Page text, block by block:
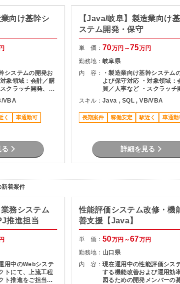
向け基幹シ
システムの開発お
象領域：会計／購
クラッチ開発、パ
対応・ ・要件定義
まで一貫して担当
問い合わせ対応
VBA
く 車通勤可
る
【Java/岐阜】製造業向け
ステム開発・保守
単 価： 70万円～75万円
勤務地：岐阜県
内 容：
・製造業向け基幹システム
よび保守対応 ・対象領域：
買／人事など ・スクラッチ
ッケージアドオン対応・ ・
～開発、検証工程まで一貫
・ユーザーからの問い合わせ
スキル：Java , SQL , VB/VBA
長期案件 稼働安定 駅近く 車通勤
詳細を見る
着案件
務システム
推進担当
用中のWebシステ
トにて、上流工程
ト推進をご担当い
性能評価システム改修・機
善支援【Java】
単 価：50万円～67万円
勤務地： 山口県
内 容：現在運用中の性能評価シス
する機能改善および運用効
図るための開発メンバーの